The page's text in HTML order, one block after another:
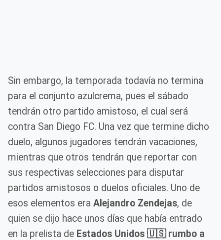
Sin embargo, la temporada todavía no termina
para el conjunto azulcrema, pues el sábado
tendrán otro partido amistoso, el cual será
contra San Diego FC. Una vez que termine dicho
duelo, algunos jugadores tendrán vacaciones,
mientras que otros tendrán que reportar con
sus respectivas selecciones para disputar
partidos amistosos o duelos oficiales. Uno de
esos elementos era Alejandro Zendejas, de
quien se dijo hace unos días que había entrado
en la prelista de Estados Unidos 🇺🇸 rumbo a